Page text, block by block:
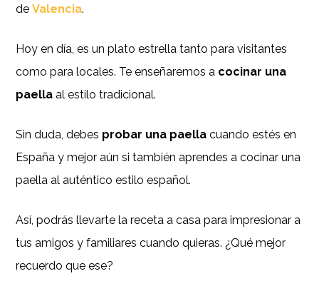
deValencia.
Hoy en día, es un plato estrella tanto para visitantes
como para locales. Te enseñaremos a cocinar una
paella al estilo tradicional.
Sin duda, debes probar una paella cuando estés en
España y mejor aún si también aprendes a cocinar una
paella al auténtico estilo español.
Así, podrás llevarte la receta a casa para impresionar a
tus amigos y familiares cuando quieras. ¿Qué mejor
recuerdo que ese?